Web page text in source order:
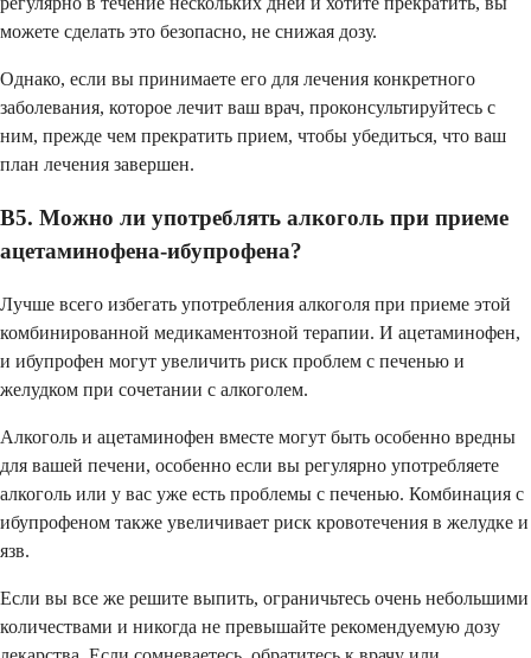
можете сделать это безопасно, не снижая дозу.
Однако, если вы принимаете его для лечения конкретного
заболевания, которое лечит ваш врач, проконсультируйтесь с
ним, прежде чем прекратить прием, чтобы убедиться, что ваш
план лечения завершен.
В5. Можно ли употреблять алкоголь при приеме
ацетаминофена-ибупрофена?
Лучше всего избегать употребления алкоголя при приеме этой
комбинированной медикаментозной терапии. И ацетаминофен,
и ибупрофен могут увеличить риск проблем с печенью и
желудком при сочетании с алкоголем.
Алкоголь и ацетаминофен вместе могут быть особенно вредны
для вашей печени, особенно если вы регулярно употребляете
алкоголь или у вас уже есть проблемы с печенью. Комбинация с
ибупрофеном также увеличивает риск кровотечения в желудке и
язв.
Если вы все же решите выпить, ограничьтесь очень небольшими
количествами и никогда не превышайте рекомендуемую дозу